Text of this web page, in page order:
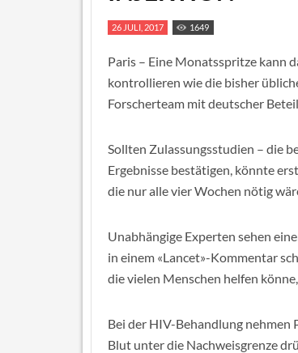
26 JULI, 2017 1649
Paris – Eine Monatsspritze kann
kontrollieren wie die bisher
Forscherteam mit deutscher
Sollten Zulassungsstudien – die
Ergebnisse bestätigen, könnte
die nur alle vier Wochen nötig
Unabhängige Experten sehen
in einem «Lancet»-Kommentar
die vielen Menschen helfen
Bei der HIV-Behandlung
Blut unter die Nachweisgrenze